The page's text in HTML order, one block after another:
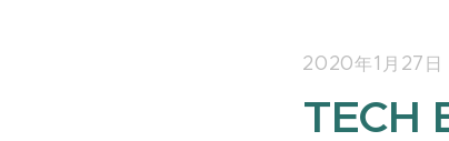
2020年1月27日
TECH